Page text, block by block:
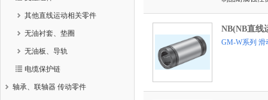
其他直线运动相关零件
无油衬套、垫圈
无油板、导轨
电缆保护链
轴承、联轴器 传动零件
NB(NB直线
GM-W系列 滑